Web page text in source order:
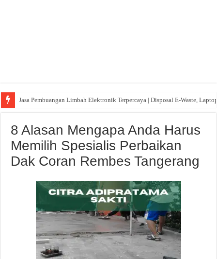
Jasa Pembuangan Limbah Elektronik Terpercaya | Disposal E-Waste,
8 Alasan Mengapa Anda Harus
Memilih Spesialis Perbaikan
Dak Coran Rembes Tangerang